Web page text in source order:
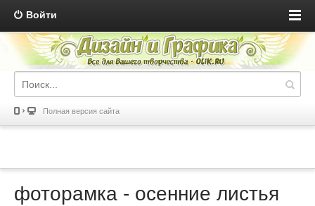
Войти
Полная версия сайта
фоторамка - осенние листья